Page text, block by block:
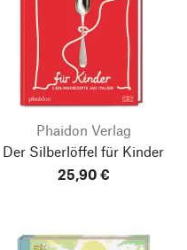
Phaidon Verlag
Der Silberlöffel für Kinder
25,90 €